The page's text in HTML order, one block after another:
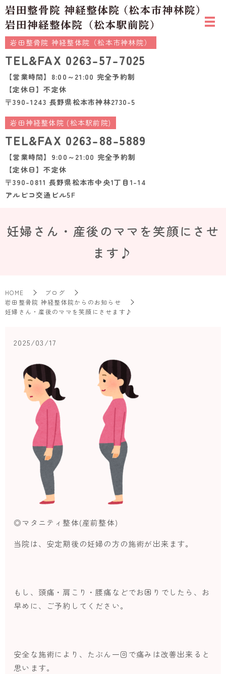
岩田整骨院 神経整体院（松本市神林院）
TEL&FAX 0263-57-7025
【営業時間】8:00～21:00 完全予約制
【定休日】不定休
〒390-1243 長野県松本市神林2730-5
岩田神経整体院 (松本駅前院)
TEL&FAX 0263-88-5889
【営業時間】9:00～21:00 完全予約制
【定休日】不定休
〒390-0811 長野県松本市中央1丁目1-14
アルピコ交通ビル5F
妊婦さん・産後のママを笑顔にさせ
ます♪
HOME
ブログ
岩田整骨院 神経整体院からのお知らせ
妊婦さん・産後のママを笑顔にさせます♪
2025/03/17
◎マタニティ整体(産前整体)
当院は、安定期後の妊婦の方の施術が出来ます。
もし、頭痛・肩こり・腰痛などでお困りでしたら、お
早めに、ご予約してください。
安全な施術により、たぶん一回で痛みは改善出来ると
思います。